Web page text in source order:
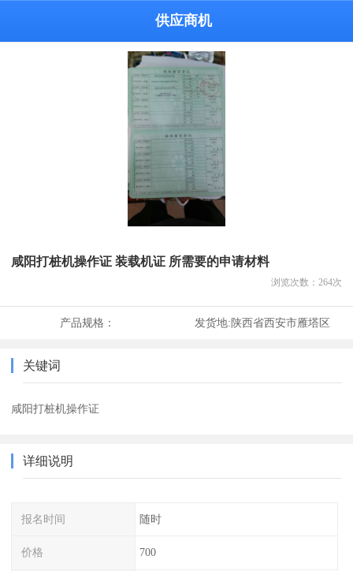
供应商机
咸阳打桩机操作证 装载机证 所需要的申请材料
浏览次数： 264次
产品规格： 发货地:陕西省西安市雁塔区
关键词
咸阳打桩机操作证
详细说明
报名时间 随时
价格 700